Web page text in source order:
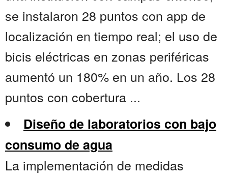
se instalaron 28 puntos con app de
localización en tiempo real; el uso de
bicis eléctricas en zonas periféricas
aumentó un 180% en un año. Los 28
puntos con cobertura ...
Diseño de laboratorios con bajo
consumo de agua
La implementación de medidas